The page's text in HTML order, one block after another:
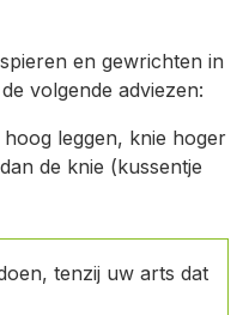
en gewrichten in
volgende adviezen:
leggen, knie hoger
de knie (kussentje
tenzij uw arts dat